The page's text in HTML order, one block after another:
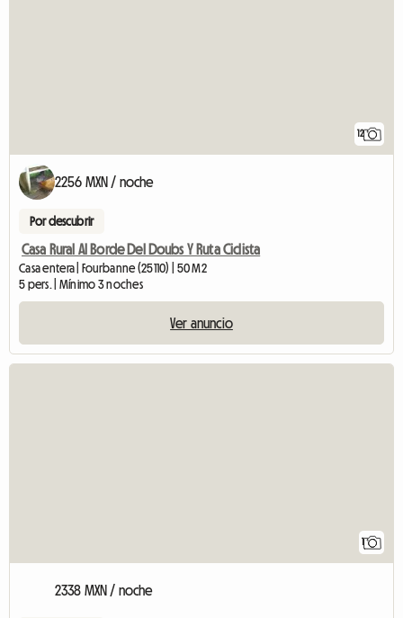
12
2256 MXN / noche
Por descubrir
Casa Rural Al Borde Del Doubs Y Ruta Ciclista
Casa entera | Fourbanne (25110) | 50 M2
5 pers. | Mínimo 3 noches
Ver anuncio
1
2338 MXN / noche